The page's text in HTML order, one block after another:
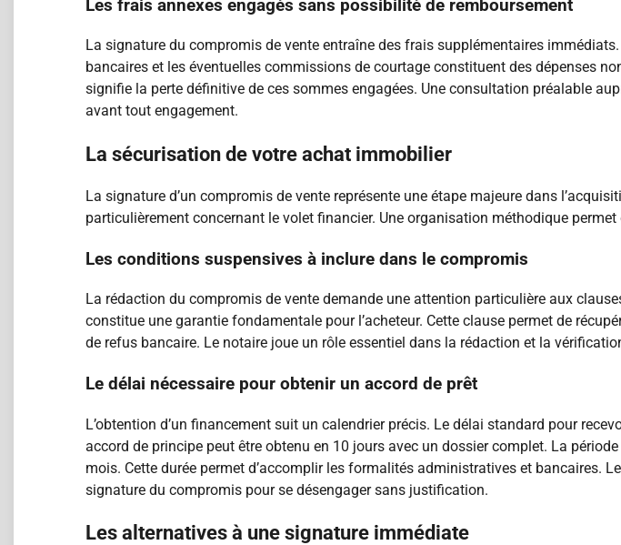
Les frais annexes engagés sans possibilité de remboursement
La signature du compromis de vente entraîne des frais supplémentaires
bancaires et les éventuelles commissions de courtage constituent des dépenses
signifie la perte définitive de ces sommes engagées. Une consultation préalable
avant tout engagement.
La sécurisation de votre achat immobilier
La signature d’un compromis de vente représente une étape majeure dans
particulièrement concernant le volet financier. Une organisation méthodique
Les conditions suspensives à inclure dans le compromis
La rédaction du compromis de vente demande une attention particulière aux
constitue une garantie fondamentale pour l’acheteur. Cette clause permet de
de refus bancaire. Le notaire joue un rôle essentiel dans la rédaction et la
Le délai nécessaire pour obtenir un accord de prêt
L’obtention d’un financement suit un calendrier précis. Le délai standard pour
accord de principe peut être obtenu en 10 jours avec un dossier complet. La
mois. Cette durée permet d’accomplir les formalités administratives et bancaires.
signature du compromis pour se désengager sans justification.
Les alternatives à une signature immédiate